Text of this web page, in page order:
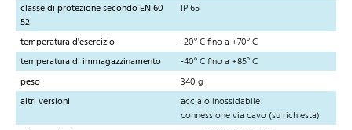
classe di protezione secondo EN 60
52
IP 65
temperatura d'esercizio
-20° C fino a +70° C
temperatura di immagazzinamento
-40° C fino a +85° C
peso
340 g
altri versioni
acciaio inossidabile
connessione via cavo (su richiesta)